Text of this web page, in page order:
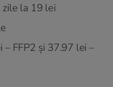
la 19 lei
FFP2 și 37.97 lei –